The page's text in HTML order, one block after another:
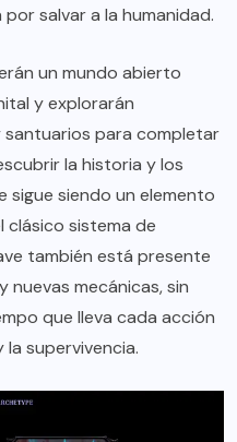
salvar a la humanidad.
un mundo abierto
y explorarán
santuarios para completar
la historia y los
sigue siendo un elemento
clásico sistema de
también está presente
nuevas mecánicas, sin
que lleva cada acción
supervivencia.